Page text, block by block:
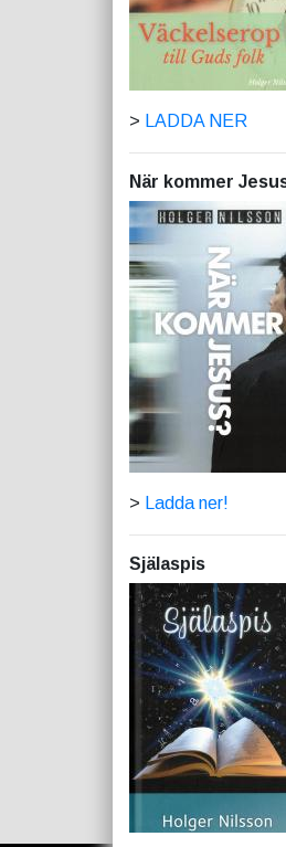
> LADDA NER
När kommer
> Ladda ner!
Själaspis